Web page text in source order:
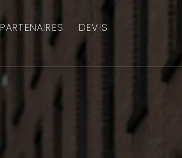
PARTENAIRES DEVIS